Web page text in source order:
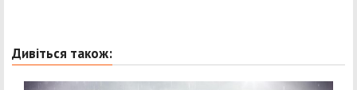
Дивіться також: